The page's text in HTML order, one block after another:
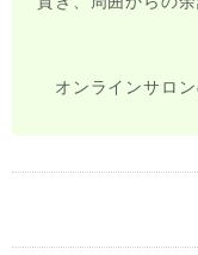
オンラインサロ